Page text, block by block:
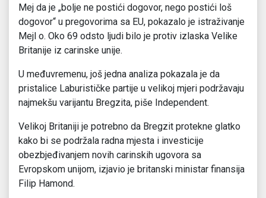
Mej da je „bolje ne postići dogovor, nego postići loš
dogovor“ u pregovorima sa EU, pokazalo je istraživanje
Mejl o. Oko 69 odsto ljudi bilo je protiv izlaska Velike
Britanije iz carinske unije.
U međuvremenu, još jedna analiza pokazala je da
pristalice Laburističke partije u velikoj mjeri podržavaju
najmekšu varijantu Bregzita, piše Independent.
Velikoj Britaniji je potrebno da Bregzit protekne glatko
kako bi se podržala radna mjesta i investicije
obezbjeđivanjem novih carinskih ugovora sa
Evropskom unijom, izjavio je britanski ministar finansija
Filip Hamond.